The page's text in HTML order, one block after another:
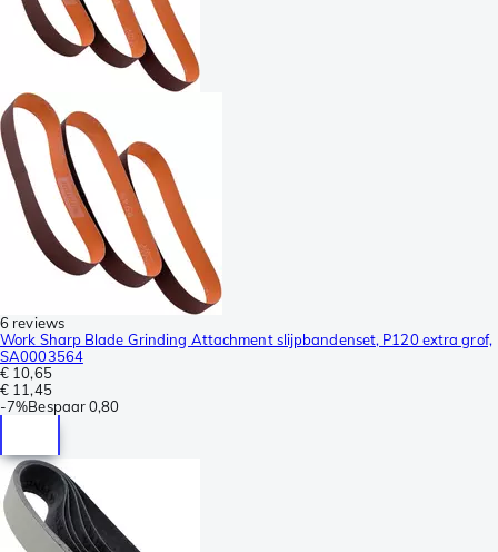
6 reviews
Work Sharp Blade Grinding Attachment slijpbandenset, P120 extra grof,
SA0003564
€ 10,65
€ 11,45
-7%Bespaar0,80